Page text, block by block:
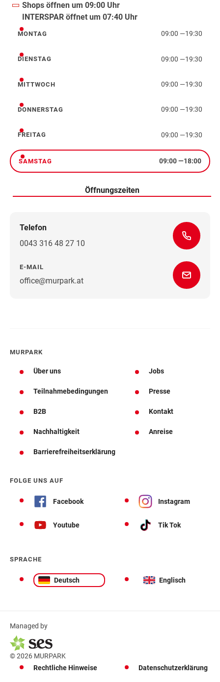
Shops öffnen um 09:00 Uhr
INTERSPAR öffnet um 07:40 Uhr
Montag
MONTAG 09:00 —19:30
Dienstag
DIENSTAG 09:00 —19:30
Mittwoch
MITTWOCH 09:00 —19:30
Donnerstag
DONNERSTAG 09:00 —19:30
Freitag
FREITAG 09:00 —19:30
Samstag
SAMSTAG 09:00—18:00
Öffnungszeiten
Telefon
0043 316 48 27 10
E-MAIL
office@murpark.at
MURPARK
Über uns Jobs
Teilnahmebedingungen Presse
B2B Kontakt
Nachhaltigkeit Anreise
Barrierefreiheitserklärung
FOLGE UNS AUF
Facebook Instagram
Youtube Tik Tok
SPRACHE
Deutsch Englisch
Managed by
© 2026 MURPARK
Rechtliche Hinweise
Datenschutzerklärung